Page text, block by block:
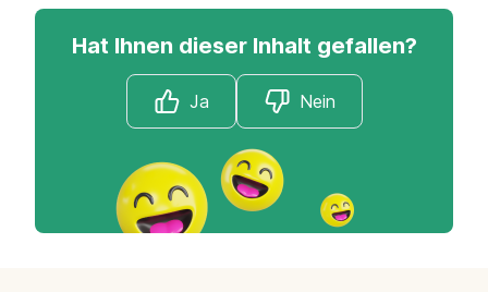
Hat Ihnen dieser Inhalt gefallen?
Ja Nein